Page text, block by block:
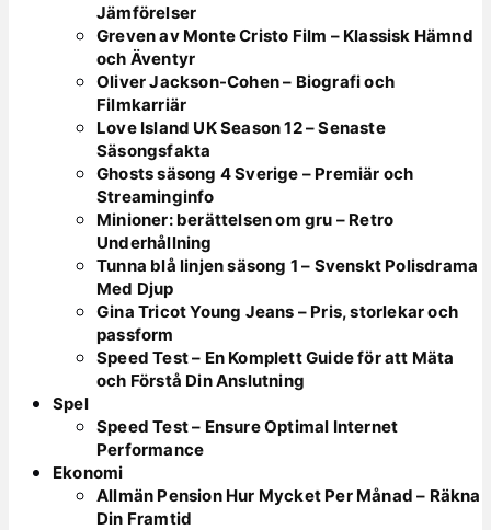
Jämförelser
Greven av Monte Cristo Film – Klassisk Hämnd
och Äventyr
Oliver Jackson-Cohen – Biografi och
Filmkarriär
Love Island UK Season 12 – Senaste
Säsongsfakta
Ghosts säsong 4 Sverige – Premiär och
Streaminginfo
Minioner: berättelsen om gru – Retro
Underhållning
Tunna blå linjen säsong 1 – Svenskt Polisdrama
Med Djup
Gina Tricot Young Jeans – Pris, storlekar och
passform
Speed Test – En Komplett Guide för att Mäta
och Förstå Din Anslutning
Spel
Speed Test – Ensure Optimal Internet
Performance
Ekonomi
Allmän Pension Hur Mycket Per Månad – Räkna
Din Framtid